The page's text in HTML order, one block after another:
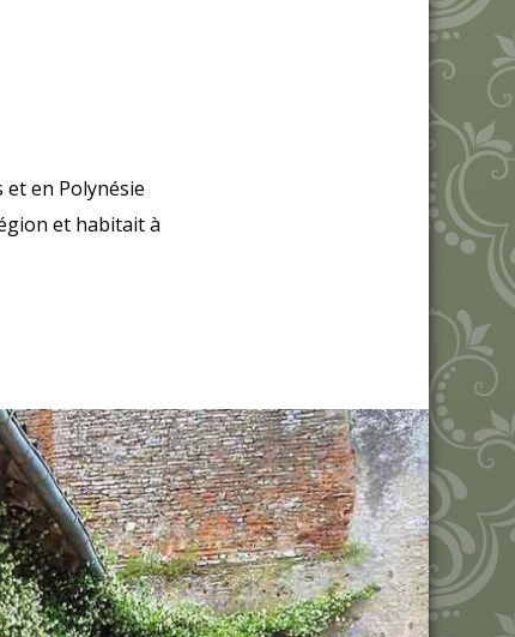
et en Polynésie
et habitait à